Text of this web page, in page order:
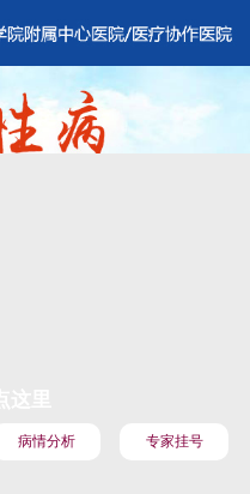
病情分析 专家挂号